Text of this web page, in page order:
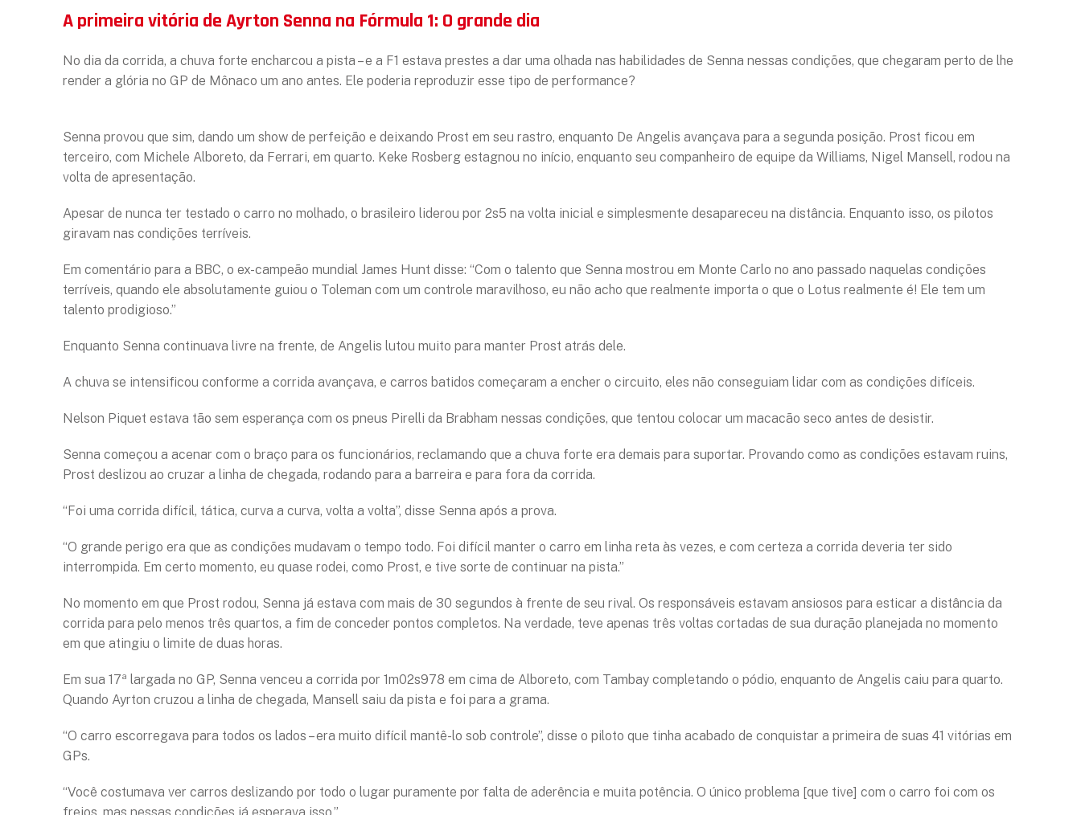
A primeira vitória de Ayrton Senna na Fórmula 1: O grande dia
No dia da corrida, a chuva forte encharcou a pista – e a F1 estava prestes a dar uma olhada nas habilidades de Senna nessas condições, que chegaram perto de lhe
render a glória no GP de Mônaco um ano antes. Ele poderia reproduzir esse tipo de performance?
Senna provou que sim, dando um show de perfeição e deixando Prost em seu rastro, enquanto De Angelis avançava para a segunda posição. Prost ficou em
terceiro, com Michele Alboreto, da Ferrari, em quarto. Keke Rosberg estagnou no início, enquanto seu companheiro de equipe da Williams, Nigel Mansell, rodou na
volta de apresentação.
Apesar de nunca ter testado o carro no molhado, o brasileiro liderou por 2s5 na volta inicial e simplesmente desapareceu na distância. Enquanto isso, os pilotos
giravam nas condições terríveis.
Em comentário para a BBC, o ex-campeão mundial James Hunt disse: “Com o talento que Senna mostrou em Monte Carlo no ano passado naquelas condições
terríveis, quando ele absolutamente guiou o Toleman com um controle maravilhoso, eu não acho que realmente importa o que o Lotus realmente é! Ele tem um
talento prodigioso.”
Enquanto Senna continuava livre na frente, de Angelis lutou muito para manter Prost atrás dele.
A chuva se intensificou conforme a corrida avançava, e carros batidos começaram a encher o circuito, eles não conseguiam lidar com as condições difíceis.
Nelson Piquet estava tão sem esperança com os pneus Pirelli da Brabham nessas condições, que tentou colocar um macacão seco antes de desistir.
Senna começou a acenar com o braço para os funcionários, reclamando que a chuva forte era demais para suportar. Provando como as condições estavam ruins,
Prost deslizou ao cruzar a linha de chegada, rodando para a barreira e para fora da corrida.
“Foi uma corrida difícil, tática, curva a curva, volta a volta”, disse Senna após a prova.
“O grande perigo era que as condições mudavam o tempo todo. Foi difícil manter o carro em linha reta às vezes, e com certeza a corrida deveria ter sido
interrompida. Em certo momento, eu quase rodei, como Prost, e tive sorte de continuar na pista.”
No momento em que Prost rodou, Senna já estava com mais de 30 segundos à frente de seu rival. Os responsáveis estavam ansiosos para esticar a distância da
corrida para pelo menos três quartos, a fim de conceder pontos completos. Na verdade, teve apenas três voltas cortadas de sua duração planejada no momento
em que atingiu o limite de duas horas.
Em sua 17ª largada no GP, Senna venceu a corrida por 1m02s978 em cima de Alboreto, com Tambay completando o pódio, enquanto de Angelis caiu para quarto.
Quando Ayrton cruzou a linha de chegada, Mansell saiu da pista e foi para a grama.
“O carro escorregava para todos os lados – era muito difícil mantê-lo sob controle”, disse o piloto que tinha acabado de conquistar a primeira de suas 41 vitórias em
GPs.
“Você costumava ver carros deslizando por todo o lugar puramente por falta de aderência e muita potência. O único problema [que tive] com o carro foi com os